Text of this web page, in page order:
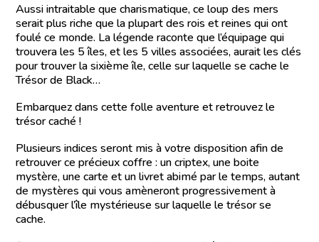
Aussi intraitable que charismatique, ce loup des mers
serait plus riche que la plupart des rois et reines qui ont
foulé ce monde. La légende raconte que l’équipage qui
trouvera les 5 îles, et les 5 villes associées, aurait les clés
pour trouver la sixième île, celle sur laquelle se cache le
Trésor de Black…
Embarquez dans cette folle aventure et retrouvez le
trésor caché !
Plusieurs indices seront mis à votre disposition afin de
retrouver ce précieux coffre : un criptex, une boite
mystère, une carte et un livret abimé par le temps, autant
de mystères qui vous amèneront progressivement à
débusquer l’île mystérieuse sur laquelle le trésor se
cache.